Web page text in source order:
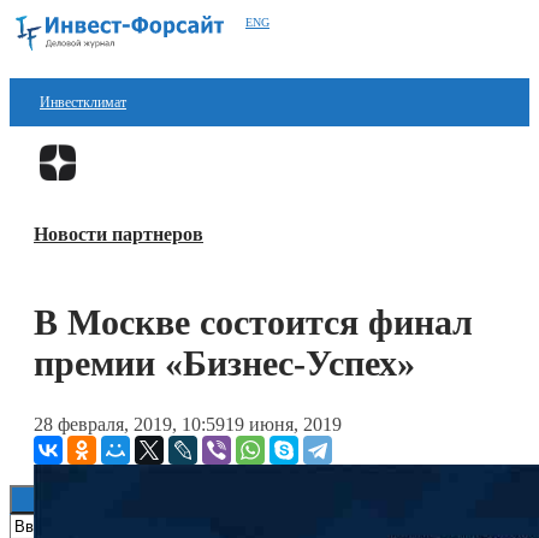
ENG
Инвестклимат
Финансы
Блокчейн
Книги
Новости партнеров
В Москве состоится финал
премии «Бизнес-Успех»
28 февраля, 2019, 10:5919 июня, 2019